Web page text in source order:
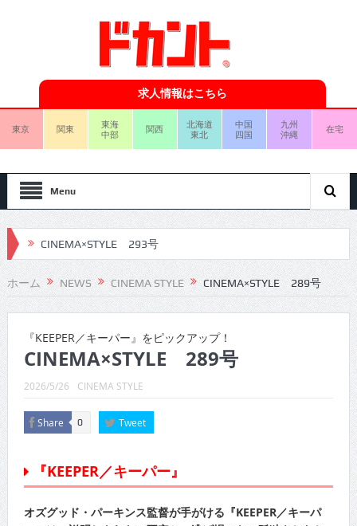
求人情報はこちら
東京 関東
東海
中部
関西
北海道
東北
中国
四国
九州
沖縄
在宅
Menu
CINEMA×STYLE 293号
CINEMA×STYLE 292号
CINEMA×STYLE 291号
CINEMA×STYLE 290号
CINEMA×STYLE 289号
CINEMA×STYLE 287号
CINEMA×STYLE 285号
CINEMA×STYLE 294号
ホーム NEWS CINEMA STYLE CINEMA×STYLE 289号
『KEEPER／キーパー』をピックアップ！
CINEMA×STYLE 289号
2026/5/26 CINEMA STYLE
Share 0 Tweet
『KEEPER／キーパー』
オズグッド・パーキンス監督が手がける『KEEPER／キーパ